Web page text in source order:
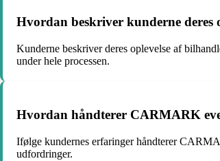
Hvordan beskriver kunderne
Kunderne beskriver deres oplevelse af
under hele processen.
Hvordan håndterer CARMARK
Ifølge kundernes erfaringer håndterer
udfordringer.